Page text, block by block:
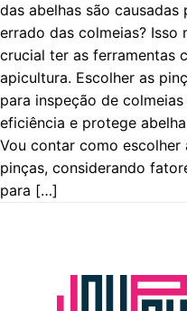
das abelhas são causadas
errado das colmeias? Isso
crucial ter as ferramentas
apicultura. Escolher as
para inspeção de
eficiência e protege
Vou contar como escolher
pinças, considerando
para […]